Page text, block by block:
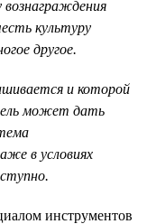
культуру
другое.
и которой
может дать
в условиях
инструментов